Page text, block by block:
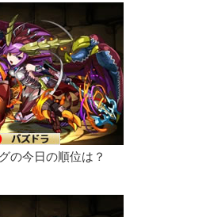
の今日の順位は？